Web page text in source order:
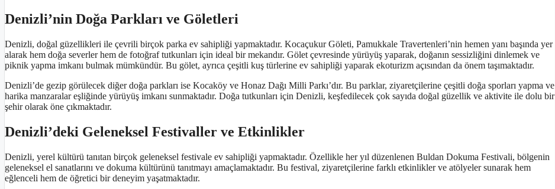
Denizli’nin Doğa Parkları ve Göletleri
Denizli, doğal güzellikleri ile çevrili birçok parka ev sahipliği yapmaktadır. Kocaçukur Göleti, Pamukkale Travertenleri’nin hemen yanı başında yer
alarak hem doğa severler hem de fotoğraf tutkunları için ideal bir mekandır. Gölet çevresinde yürüyüş yaparak, doğanın sessizliğini dinlemek ve
piknik yapma imkanı bulmak mümkündür. Bu gölet, ayrıca çeşitli kuş türlerine ev sahipliği yaparak ekoturizm açısından da önem taşımaktadır.
Denizli’de gezip görülecek diğer doğa parkları ise Kocaköy ve Honaz Dağı Milli Parkı’dır. Bu parklar, ziyaretçilerine çeşitli doğa sporları yapma ve
harika manzaralar eşliğinde yürüyüş imkanı sunmaktadır. Doğa tutkunları için Denizli, keşfedilecek çok sayıda doğal güzellik ve aktivite ile dolu bir
şehir olarak öne çıkmaktadır.
Denizli’deki Geleneksel Festivaller ve Etkinlikler
Denizli, yerel kültürü tanıtan birçok geleneksel festivale ev sahipliği yapmaktadır. Özellikle her yıl düzenlenen Buldan Dokuma Festivali, bölgenin
geleneksel el sanatlarını ve dokuma kültürünü tanıtmayı amaçlamaktadır. Bu festival, ziyaretçilerine farklı etkinlikler ve atölyeler sunarak hem
eğlenceli hem de öğretici bir deneyim yaşatmaktadır.